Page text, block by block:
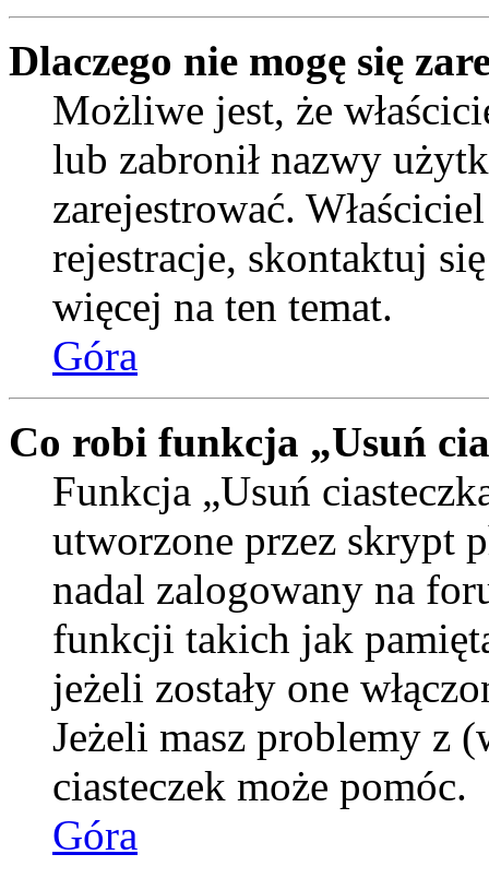
Dlaczego nie mogę się
Możliwe jest, że
lub zabronił nazwy
zarejestrować.
rejestracje, skontaktuj
więcej na ten temat.
Góra
Co robi funkcja „Usuń
Funkcja „Usuń
utworzone przez skrypt
nadal zalogowany na
funkcji takich jak
jeżeli zostały one
Jeżeli masz problemy z
ciasteczek może pomóc.
Góra